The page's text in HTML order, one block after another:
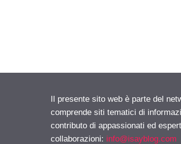
Il presente sito web è parte del
comprende siti tematici di
contributo di appassionati ed
collaborazioni: info@isayblog.com